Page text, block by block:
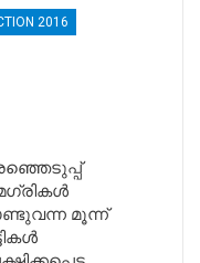
2016
മൂന്ന്